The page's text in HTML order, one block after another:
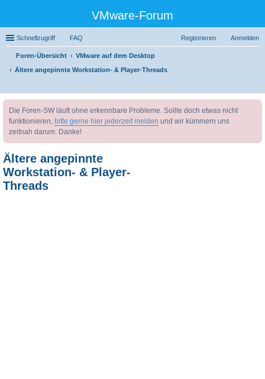
VMware-Forum
Schnellzugriff FAQ Anmelden
Registrieren
Foren-Übersicht
VMware auf dem Desktop
Ältere angepinnte Workstation- & Player-Threads
uc
Die Foren-SW läuft ohne erkennbare Probleme. Sollte doch etwas nicht
funktionieren, bitte gerne hier jederzeit melden und wir kümmern uns
zeitnah darum. Danke!
Ältere angepinnte
Workstation- & Player-
Threads